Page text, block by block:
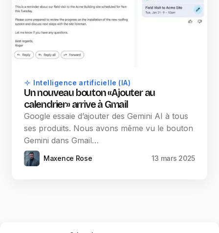
Intelligence artificielle (IA)
Un nouveau bouton «Ajouter au
calendrier» arrive à Gmail
Google essaie d’ajouter des Gemini AI à tous
ses produits. Nous avons même vu le bouton
Gemini dans Gmail…
Maxence Rose 13 mars 2025